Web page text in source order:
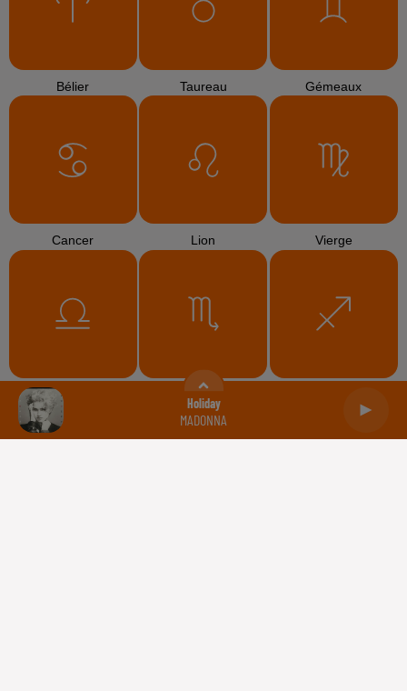
Holiday
MADONNA
Bélier Taureau Gémeaux
Cancer Lion Vierge
Balance Scorpion